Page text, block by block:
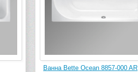
Ванна Bette Ocean 8857-000 AR